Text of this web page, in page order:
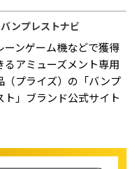
バンプレストナビ
ーンゲーム機などで獲得
るアミューズメント専用
（プライズ）の「バンプ
ト」ブランド公式サイト